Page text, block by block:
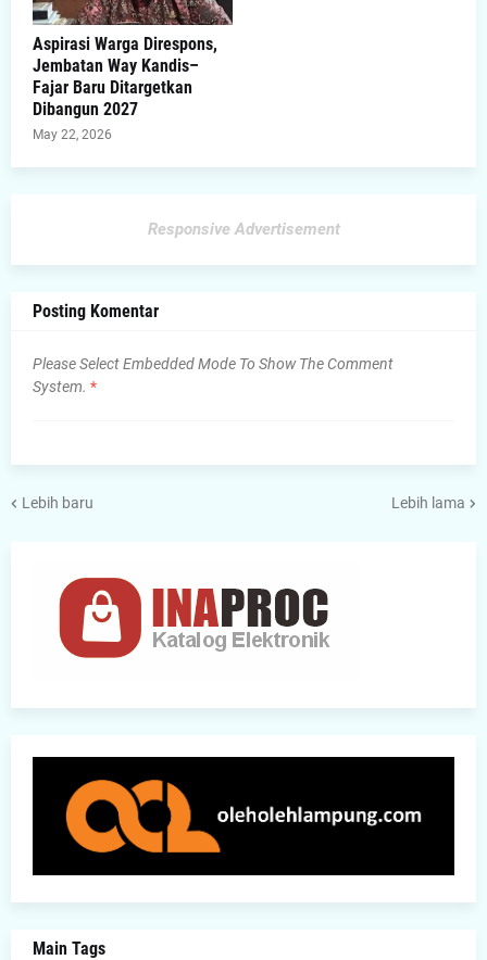
Aspirasi Warga Direspons,
Jembatan Way Kandis–
Fajar Baru Ditargetkan
Dibangun 2027
May 22, 2026
Responsive Advertisement
Posting Komentar
Please Select Embedded Mode To Show The Comment
System. *
Lebih baru Lebih lama
Main Tags